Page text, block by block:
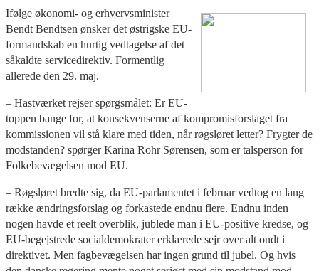
Ifølge økonomi- og erhvervsminister
Bendt Bendtsen ønsker det østrigske EU-
formandskab en hurtig vedtagelse af det
såkaldte servicedirektiv. Formentlig
allerede den 29. maj.
– Hastværket rejser spørgsmålet: Er EU-
toppen bange for, at konsekvenserne af kompromisforslaget fra
kommissionen vil stå klare med tiden, når røgsløret letter? Frygter de
modstanden? spørger Karina Rohr Sørensen, som er talsperson for
Folkebevægelsen mod EU.
– Røgsløret bredte sig, da EU-parlamentet i februar vedtog en lang
række ændringsforslag og forkastede endnu flere. Endnu inden
nogen havde et reelt overblik, jublede man i EU-positive kredse, og
EU-begejstrede socialdemokrater erklærede sejr over alt ondt i
direktivet. Men fagbevægelsen har ingen grund til jubel. Og hvis